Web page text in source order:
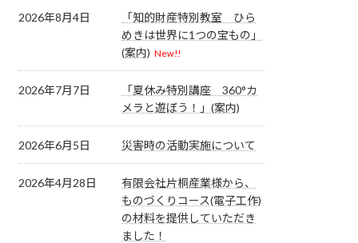
2026年8月4日
「知的財産特別教室 ひら
めきは世界に1つの宝もの」
(案内) New!!
2026年7月7日
「夏休み特別講座 360°カ
メラと遊ぼう！」(案内)
2026年6月5日 災害時の活動実施について
2026年4月28日
有限会社片桐産業様から、
ものづくりコース(電子工作)
の材料を提供していただき
ました！